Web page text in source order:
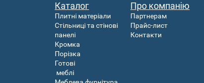
Каталог
Плитні матеріали
Стільниці та стінові
панелі
Кромка
Порізка
Готові
меблі
Про компанію
Партнерам
Прайс-лист
Контакти